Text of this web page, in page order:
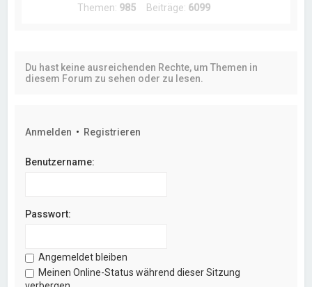
Themen: 985 Beiträge: 6099
Du hast keine ausreichenden Rechte, um Themen in
diesem Forum zu sehen oder zu lesen.
Anmelden • Registrieren
Benutzername:
Passwort:
Angemeldet bleiben
Meinen Online-Status während dieser Sitzung